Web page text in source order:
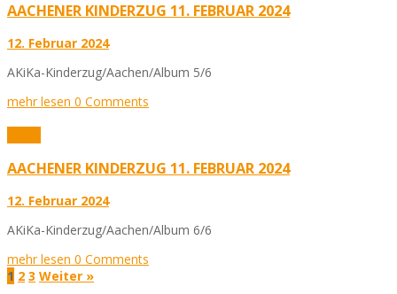
AACHENER KINDERZUG 11. FEBRUAR 2024
12. Februar 2024
AKiKa-Kinderzug/Aachen/Album 5/6
mehr lesen 0 Comments
AACHENER KINDERZUG 11. FEBRUAR 2024
12. Februar 2024
AKiKa-Kinderzug/Aachen/Album 6/6
mehr lesen 0 Comments
1 2 3 Weiter »